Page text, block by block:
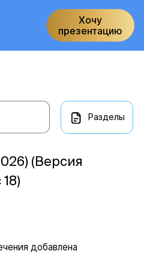
Хочу
презентацию
Разделы
(Версия
добавлена